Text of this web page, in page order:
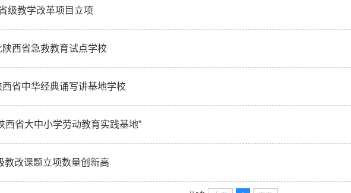
级教学改革项目立项
西省急救教育试点学校
省中华经典诵写讲基地学校
西省大中小学劳动教育实践基地”
教改课题立项数量创新高